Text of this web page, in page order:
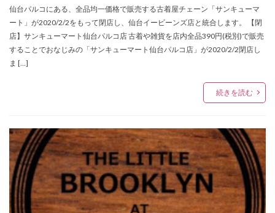
仙台パルコにある、全品均一価格で販売する古着屋チェーン「サンキューマ
ート」が2020/2/2をもって閉店し、仙台イービーンズ店と統合します。 【閉
店】サンキューマート仙台パルコ店 古着や雑貨を店内全品390円(税別)で販売
することでおなじみの「サンキューマート仙台パルコ店」が2020/2/2閉店し
ま […]
続きを読む
オートマチック スポーツ コレクション
オープン
カシオ
カネイリミュージアムショップ6
カルティエ
カルティエ ブライダル セレブレーション
ギフトフェア
ギャングパレード
クラスフォーティーン
クラックス仙台
クラフトヒロ
クラークス
クリスプ
クリスマスアイテム
クリスマスイベント
クリスマスギフトフェア
クリスマスコンサート
クリスマスセール
クリスマスフェア